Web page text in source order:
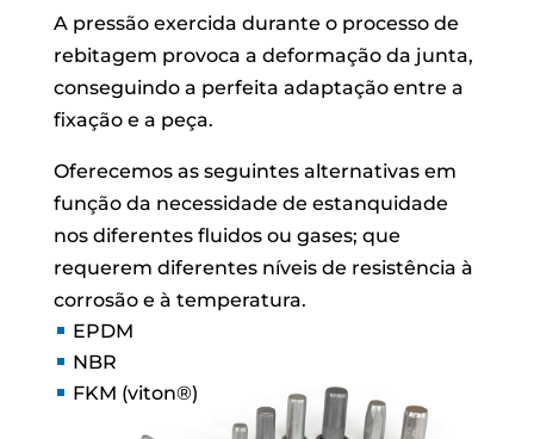
A pressão exercida durante o processo de
rebitagem provoca a deformação da junta,
conseguindo a perfeita adaptação entre a
fixação e a peça.
Oferecemos as seguintes alternativas em
função da necessidade de estanquidade
nos diferentes fluidos ou gases; que
requerem diferentes níveis de resistência à
corrosão e à temperatura.
EPDM
NBR
FKM (viton®)